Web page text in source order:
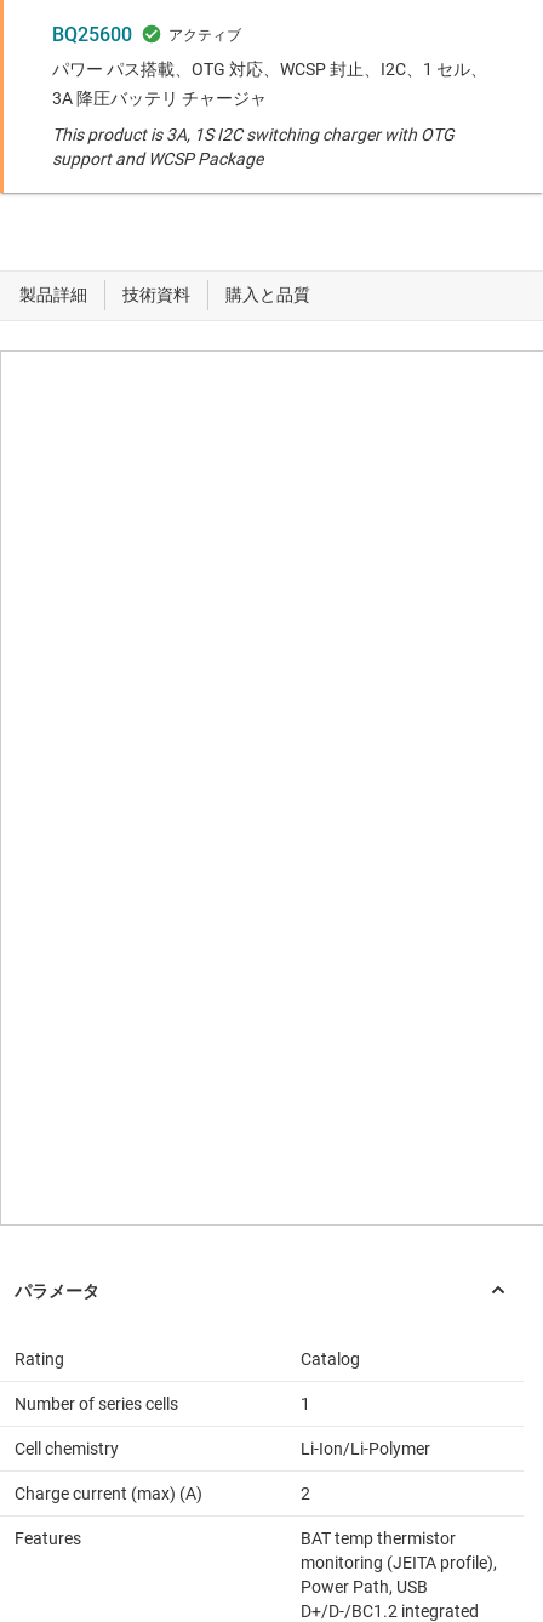
BQ25600
パワー パス搭載、OTG 対応、WCSP 封止、I2C、1 セル、
3A 降圧バッテリ チャージャ
This product is 3A, 1S I2C switching charger with OTG
support and WCSP Package
Rating Catalog
Number of series cells 1
Cell chemistry Li-Ion/Li-Polymer
Charge current (max) (A) 2
Features
BAT temp thermistor
monitoring (JEITA profile),
Power Path, USB
D+/D-/BC1.2 integrated